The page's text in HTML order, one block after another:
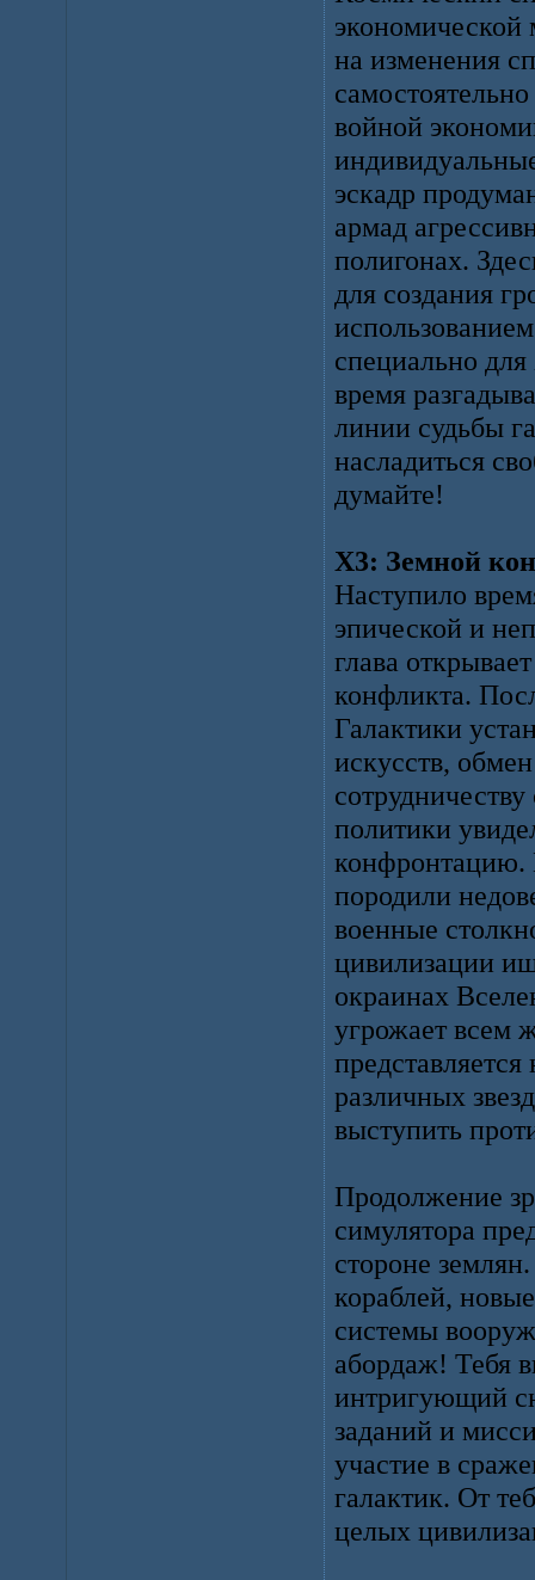
экономической
на изменения
войной
эскадр
армад
полигонах.
для создания
специально
время
линии судьбы
насладиться
думайте!
X3: Земной
Наступило
эпической и
глава
конфликта.
Галактики
искусств,
политики
конфронтацию.
породили
военные
цивилизации
окраинах
угрожает всем
различных
выступить
Продолжение
симулятора
стороне
кораблей,
системы
абордаж! Тебя
интригующий
заданий и
участие в
галактик. От
целых